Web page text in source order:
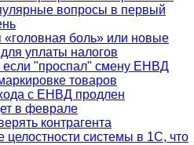
вопросы в первый
боль» или новые
уплаты налогов
если "проспал" смену ЕНВД
товаров
с ЕНВД продлен
в феврале
контрагента
целостности системы в 1С, что